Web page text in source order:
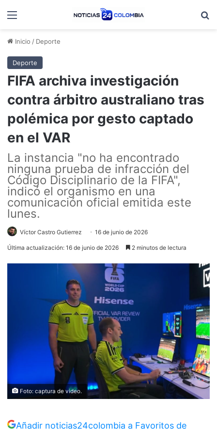
Menú
Inicio / Deporte
Deporte
FIFA archiva investigación
contra árbitro australiano tras
polémica por gesto captado
en el VAR
La instancia "no ha encontrado
ninguna prueba de infracción del
Código Disciplinario de la FIFA",
indicó el organismo en una
comunicación oficial emitida este
lunes.
Víctor Castro Gutierrez 16 de junio de 2026
Última actualización: 16 de junio de 2026 2 minutos de lectura
Foto: captura de video.
Añadir noticias24colombia a Favoritos de